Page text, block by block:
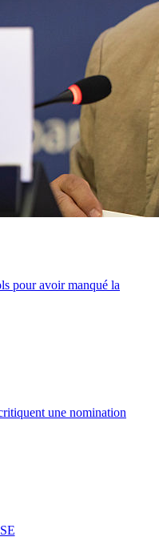
pour avoir manqué la
une nomination